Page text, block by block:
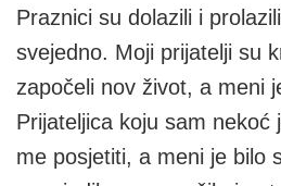
Praznici su dolazili i
svejedno. Moji prijatelji su
započeli nov život, a meni
Prijateljica koju sam nekoć
me posjetiti, a meni je bilo